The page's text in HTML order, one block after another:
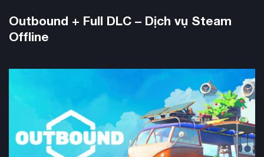
Outbound + Full DLC – Dịch vụ Steam
Offline